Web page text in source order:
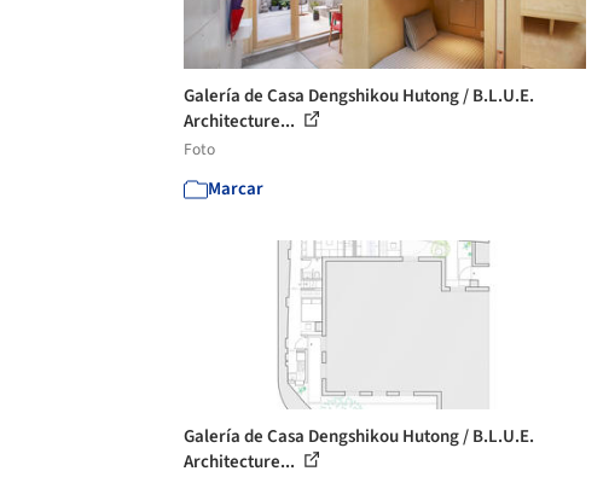
Galería de Casa Dengshikou Hutong / B.L.U.E.
Architecture...
Foto
Marcar
Galería de Casa Dengshikou Hutong / B.L.U.E.
Architecture...